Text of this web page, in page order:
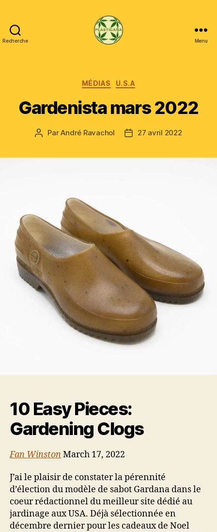
Recherche Menu
Catégories
MÉDIAS U.S.A
Gardenista mars 2022
Auteur
ParAndré Ravachol
Date27 avril 2022
10 Easy Pieces:
Gardening Clogs
Fan WinstonMarch 17, 2022
J’ai le plaisir de constater la pérennité
d’élection du modèle de sabot Gardana dans le
coeur rédactionnel du meilleur site dédié au
jardinage aux USA. Déjà sélectionnée en
décembre dernier pour les cadeaux de Noel